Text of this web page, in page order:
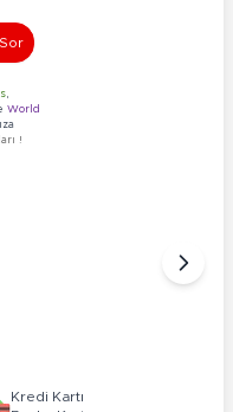
World
!
Kredi Kartı